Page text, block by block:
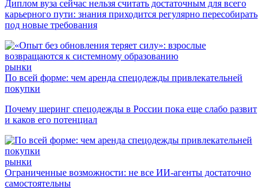
Диплом вуза сейчас нельзя считать достаточным для всего
карьерного пути: знания приходится регулярно пересобирать
под новые требования
рынки
По всей форме: чем аренда спецодежды привлекательней
покупки
Почему шеринг спецодежды в России пока еще слабо развит
и каков его потенциал
рынки
Ограниченные возможности: не все ИИ-агенты достаточно
самостоятельны